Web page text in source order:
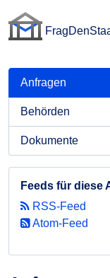
Anfragen
Behörden
Dokumente
Feeds für diese
RSS-Feed
Atom-Feed